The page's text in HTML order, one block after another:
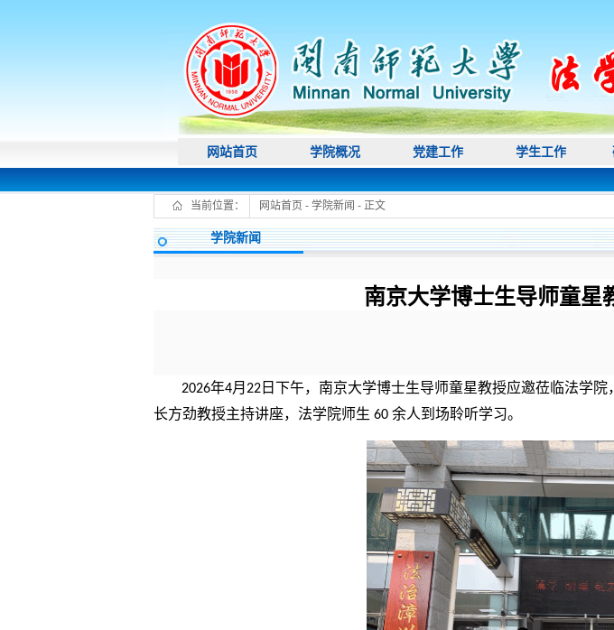
网站首页 学院概况 党建工作 学生工作
当前位置：
网站首页 - 学院新闻 - 正文
学院新闻
南京大学博士生导师童星
2026年4月 22 日下午，南京大学博士生导师童星教授应邀莅临法学院
长方劲教授主持讲座，法学院师生 60 余人到场聆听学习。